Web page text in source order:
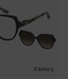
3 kolory